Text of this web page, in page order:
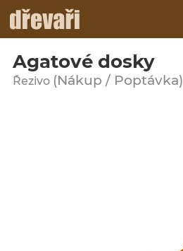
Agatové dosky
Řezivo (Nákup / Poptávka)